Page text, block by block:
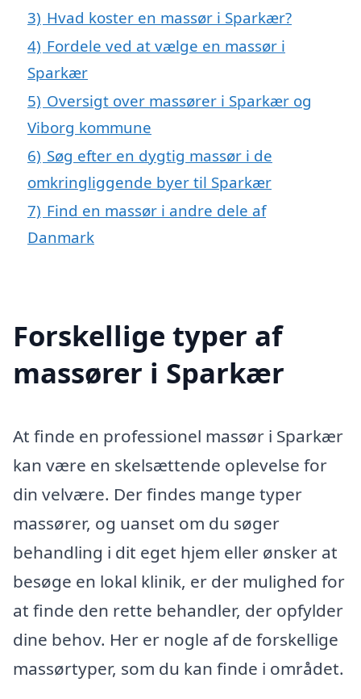
3) Hvad koster en massør i Sparkær?
4) Fordele ved at vælge en massør i
Sparkær
5) Oversigt over massører i Sparkær og
Viborg kommune
6) Søg efter en dygtig massør i de
omkringliggende byer til Sparkær
7) Find en massør i andre dele af
Danmark
Forskellige typer af
massører i Sparkær
At finde en professionel massør i Sparkær
kan være en skelsættende oplevelse for
din velvære. Der findes mange typer
massører, og uanset om du søger
behandling i dit eget hjem eller ønsker at
besøge en lokal klinik, er der mulighed for
at finde den rette behandler, der opfylder
dine behov. Her er nogle af de forskellige
massørtyper, som du kan finde i området.